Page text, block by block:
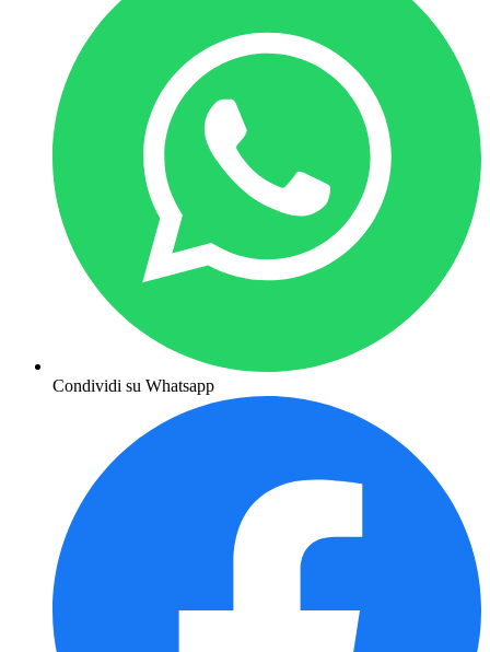
Condividi su Whatsapp